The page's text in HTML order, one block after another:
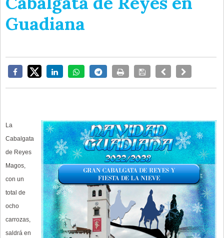
Guadiana
La
Cabalgata
de Reyes
Magos,
con un
total de
ocho
carrozas,
saldrá en